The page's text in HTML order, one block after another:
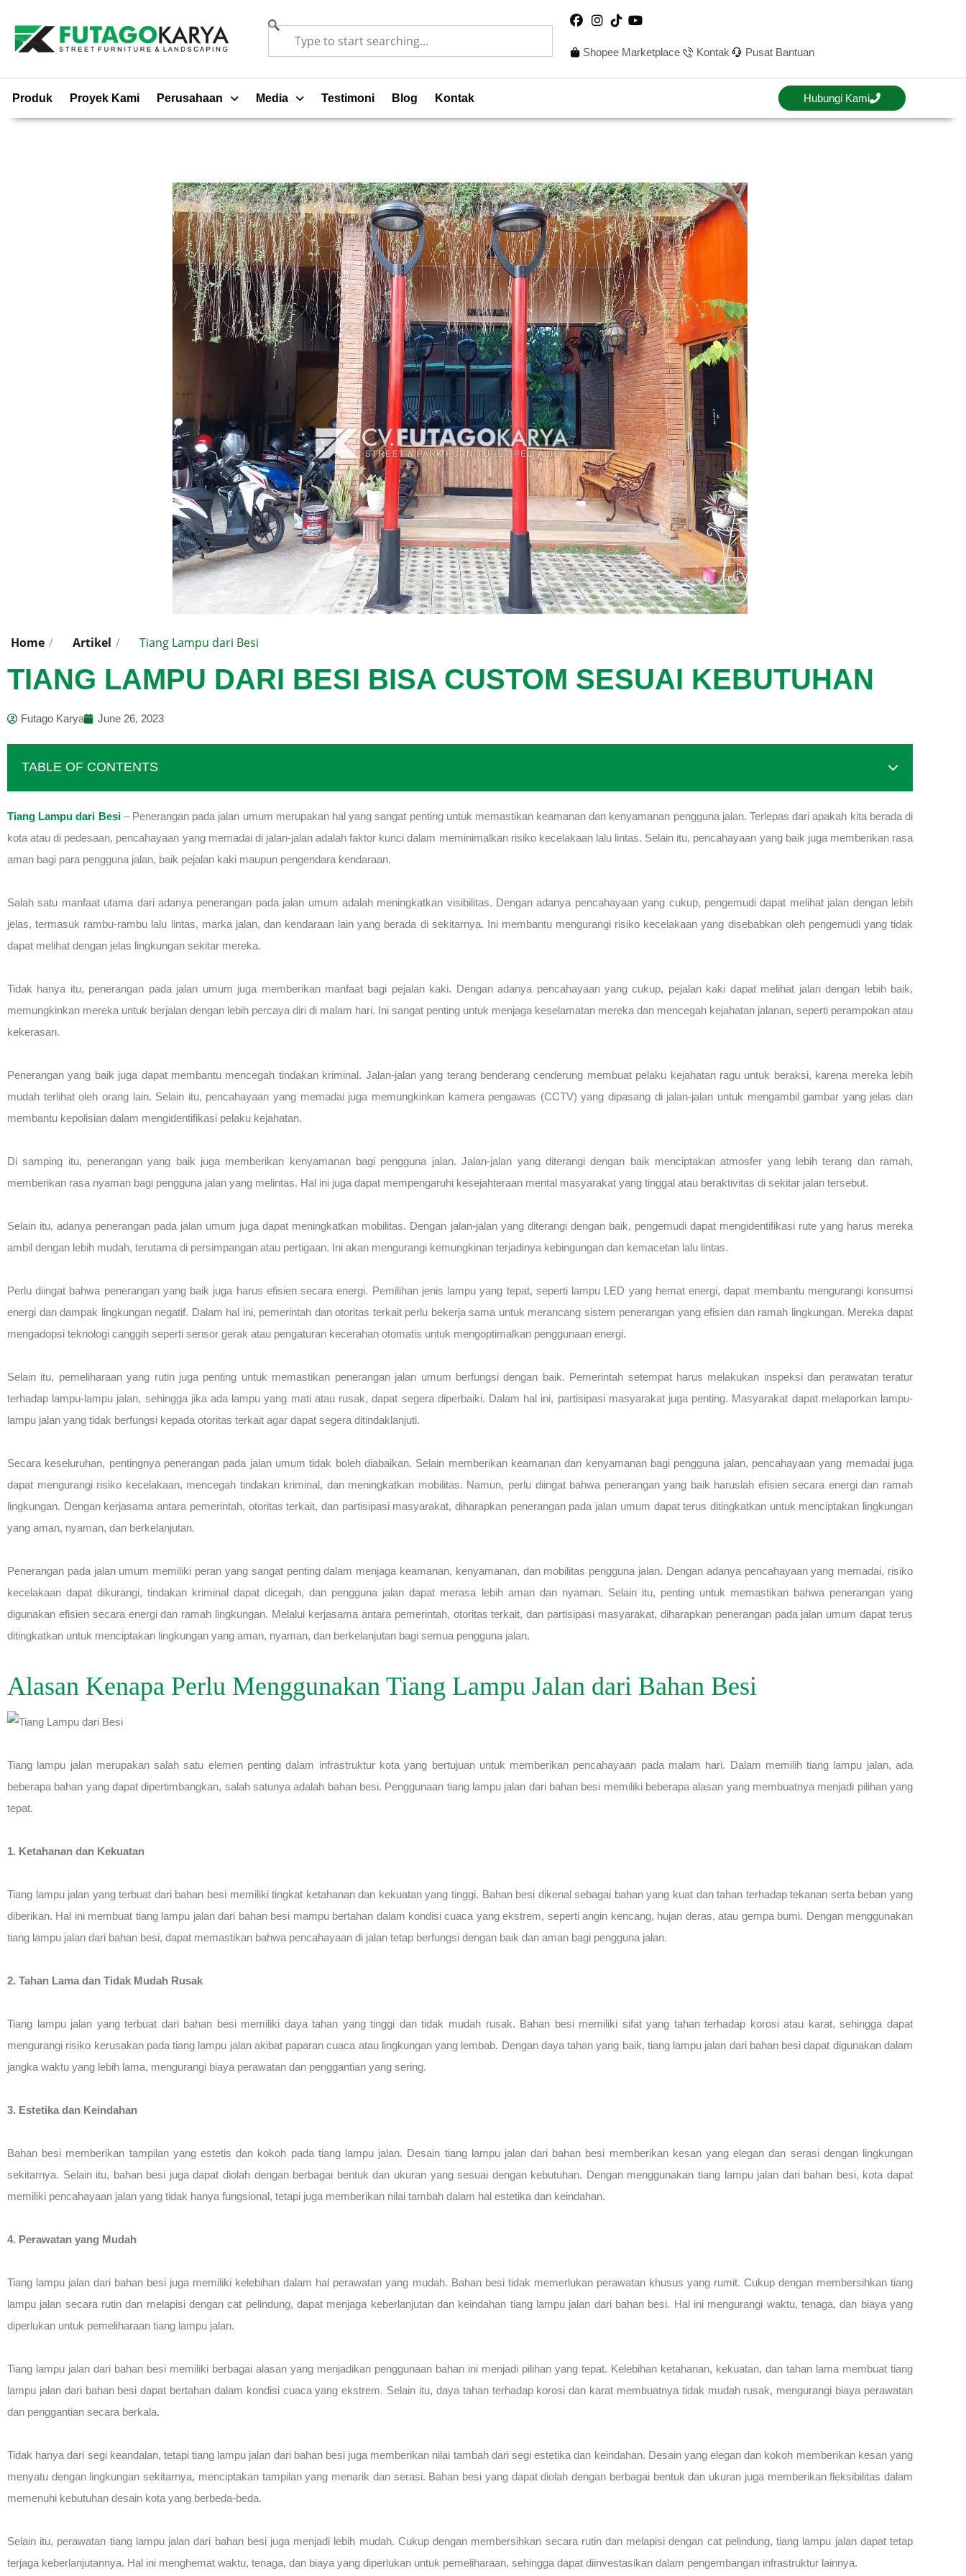
Shopee Marketplace Kontak Pusat Bantuan
Produk Proyek Kami Perusahaan Media Testimoni Blog Kontak Hubungi Kami
Home / Artikel / Tiang Lampu dari Besi
TIANG LAMPU DARI BESI BISA CUSTOM SESUAI KEBUTUHAN
Futago Karya June 26, 2023
TABLE OF CONTENTS
Tiang Lampu dari Besi– Penerangan pada jalan umum merupakan hal yang sangat penting untuk memastikan keamanan dan kenyamanan pengguna jalan. Terlepas dari apakah kita berada di
kota atau di pedesaan, pencahayaan yang memadai di jalan-jalan adalah faktor kunci dalam meminimalkan risiko kecelakaan lalu lintas. Selain itu, pencahayaan yang baik juga memberikan rasa
aman bagi para pengguna jalan, baik pejalan kaki maupun pengendara kendaraan.
Salah satu manfaat utama dari adanya penerangan pada jalan umum adalah meningkatkan visibilitas. Dengan adanya pencahayaan yang cukup, pengemudi dapat melihat jalan dengan lebih
jelas, termasuk rambu-rambu lalu lintas, marka jalan, dan kendaraan lain yang berada di sekitarnya. Ini membantu mengurangi risiko kecelakaan yang disebabkan oleh pengemudi yang tidak
dapat melihat dengan jelas lingkungan sekitar mereka.
Tidak hanya itu, penerangan pada jalan umum juga memberikan manfaat bagi pejalan kaki. Dengan adanya pencahayaan yang cukup, pejalan kaki dapat melihat jalan dengan lebih baik,
memungkinkan mereka untuk berjalan dengan lebih percaya diri di malam hari. Ini sangat penting untuk menjaga keselamatan mereka dan mencegah kejahatan jalanan, seperti perampokan atau
kekerasan.
Penerangan yang baik juga dapat membantu mencegah tindakan kriminal. Jalan-jalan yang terang benderang cenderung membuat pelaku kejahatan ragu untuk beraksi, karena mereka lebih
mudah terlihat oleh orang lain. Selain itu, pencahayaan yang memadai juga memungkinkan kamera pengawas (CCTV) yang dipasang di jalan-jalan untuk mengambil gambar yang jelas dan
membantu kepolisian dalam mengidentifikasi pelaku kejahatan.
Di samping itu, penerangan yang baik juga memberikan kenyamanan bagi pengguna jalan. Jalan-jalan yang diterangi dengan baik menciptakan atmosfer yang lebih terang dan ramah,
memberikan rasa nyaman bagi pengguna jalan yang melintas. Hal ini juga dapat mempengaruhi kesejahteraan mental masyarakat yang tinggal atau beraktivitas di sekitar jalan tersebut.
Selain itu, adanya penerangan pada jalan umum juga dapat meningkatkan mobilitas. Dengan jalan-jalan yang diterangi dengan baik, pengemudi dapat mengidentifikasi rute yang harus mereka
ambil dengan lebih mudah, terutama di persimpangan atau pertigaan. Ini akan mengurangi kemungkinan terjadinya kebingungan dan kemacetan lalu lintas.
Perlu diingat bahwa penerangan yang baik juga harus efisien secara energi. Pemilihan jenis lampu yang tepat, seperti lampu LED yang hemat energi, dapat membantu mengurangi konsumsi
energi dan dampak lingkungan negatif. Dalam hal ini, pemerintah dan otoritas terkait perlu bekerja sama untuk merancang sistem penerangan yang efisien dan ramah lingkungan. Mereka dapat
mengadopsi teknologi canggih seperti sensor gerak atau pengaturan kecerahan otomatis untuk mengoptimalkan penggunaan energi.
Selain itu, pemeliharaan yang rutin juga penting untuk memastikan penerangan jalan umum berfungsi dengan baik. Pemerintah setempat harus melakukan inspeksi dan perawatan teratur
terhadap lampu-lampu jalan, sehingga jika ada lampu yang mati atau rusak, dapat segera diperbaiki. Dalam hal ini, partisipasi masyarakat juga penting. Masyarakat dapat melaporkan lampu-
lampu jalan yang tidak berfungsi kepada otoritas terkait agar dapat segera ditindaklanjuti.
Secara keseluruhan, pentingnya penerangan pada jalan umum tidak boleh diabaikan. Selain memberikan keamanan dan kenyamanan bagi pengguna jalan, pencahayaan yang memadai juga
dapat mengurangi risiko kecelakaan, mencegah tindakan kriminal, dan meningkatkan mobilitas. Namun, perlu diingat bahwa penerangan yang baik haruslah efisien secara energi dan ramah
lingkungan. Dengan kerjasama antara pemerintah, otoritas terkait, dan partisipasi masyarakat, diharapkan penerangan pada jalan umum dapat terus ditingkatkan untuk menciptakan lingkungan
yang aman, nyaman, dan berkelanjutan.
Penerangan pada jalan umum memiliki peran yang sangat penting dalam menjaga keamanan, kenyamanan, dan mobilitas pengguna jalan. Dengan adanya pencahayaan yang memadai, risiko
kecelakaan dapat dikurangi, tindakan kriminal dapat dicegah, dan pengguna jalan dapat merasa lebih aman dan nyaman. Selain itu, penting untuk memastikan bahwa penerangan yang
digunakan efisien secara energi dan ramah lingkungan. Melalui kerjasama antara pemerintah, otoritas terkait, dan partisipasi masyarakat, diharapkan penerangan pada jalan umum dapat terus
ditingkatkan untuk menciptakan lingkungan yang aman, nyaman, dan berkelanjutan bagi semua pengguna jalan.
Alasan Kenapa Perlu Menggunakan Tiang Lampu Jalan dari Bahan Besi
Tiang lampu jalan merupakan salah satu elemen penting dalam infrastruktur kota yang bertujuan untuk memberikan pencahayaan pada malam hari. Dalam memilih tiang lampu jalan, ada
beberapa bahan yang dapat dipertimbangkan, salah satunya adalah bahan besi. Penggunaan tiang lampu jalan dari bahan besi memiliki beberapa alasan yang membuatnya menjadi pilihan yang
tepat.
1. Ketahanan dan Kekuatan
Tiang lampu jalan yang terbuat dari bahan besi memiliki tingkat ketahanan dan kekuatan yang tinggi. Bahan besi dikenal sebagai bahan yang kuat dan tahan terhadap tekanan serta beban yang
diberikan. Hal ini membuat tiang lampu jalan dari bahan besi mampu bertahan dalam kondisi cuaca yang ekstrem, seperti angin kencang, hujan deras, atau gempa bumi. Dengan menggunakan
tiang lampu jalan dari bahan besi, dapat memastikan bahwa pencahayaan di jalan tetap berfungsi dengan baik dan aman bagi pengguna jalan.
2. Tahan Lama dan Tidak Mudah Rusak
Tiang lampu jalan yang terbuat dari bahan besi memiliki daya tahan yang tinggi dan tidak mudah rusak. Bahan besi memiliki sifat yang tahan terhadap korosi atau karat, sehingga dapat
mengurangi risiko kerusakan pada tiang lampu jalan akibat paparan cuaca atau lingkungan yang lembab. Dengan daya tahan yang baik, tiang lampu jalan dari bahan besi dapat digunakan dalam
jangka waktu yang lebih lama, mengurangi biaya perawatan dan penggantian yang sering.
3. Estetika dan Keindahan
Bahan besi memberikan tampilan yang estetis dan kokoh pada tiang lampu jalan. Desain tiang lampu jalan dari bahan besi memberikan kesan yang elegan dan serasi dengan lingkungan
sekitarnya. Selain itu, bahan besi juga dapat diolah dengan berbagai bentuk dan ukuran yang sesuai dengan kebutuhan. Dengan menggunakan tiang lampu jalan dari bahan besi, kota dapat
memiliki pencahayaan jalan yang tidak hanya fungsional, tetapi juga memberikan nilai tambah dalam hal estetika dan keindahan.
4. Perawatan yang Mudah
Tiang lampu jalan dari bahan besi juga memiliki kelebihan dalam hal perawatan yang mudah. Bahan besi tidak memerlukan perawatan khusus yang rumit. Cukup dengan membersihkan tiang
lampu jalan secara rutin dan melapisi dengan cat pelindung, dapat menjaga keberlanjutan dan keindahan tiang lampu jalan dari bahan besi. Hal ini mengurangi waktu, tenaga, dan biaya yang
diperlukan untuk pemeliharaan tiang lampu jalan.
Tiang lampu jalan dari bahan besi memiliki berbagai alasan yang menjadikan penggunaan bahan ini menjadi pilihan yang tepat. Kelebihan ketahanan, kekuatan, dan tahan lama membuat tiang
lampu jalan dari bahan besi dapat bertahan dalam kondisi cuaca yang ekstrem. Selain itu, daya tahan terhadap korosi dan karat membuatnya tidak mudah rusak, mengurangi biaya perawatan
dan penggantian secara berkala.
Tidak hanya dari segi keandalan, tetapi tiang lampu jalan dari bahan besi juga memberikan nilai tambah dari segi estetika dan keindahan. Desain yang elegan dan kokoh memberikan kesan yang
menyatu dengan lingkungan sekitarnya, menciptakan tampilan yang menarik dan serasi. Bahan besi yang dapat diolah dengan berbagai bentuk dan ukuran juga memberikan fleksibilitas dalam
memenuhi kebutuhan desain kota yang berbeda-beda.
Selain itu, perawatan tiang lampu jalan dari bahan besi juga menjadi lebih mudah. Cukup dengan membersihkan secara rutin dan melapisi dengan cat pelindung, tiang lampu jalan dapat tetap
terjaga keberlanjutannya. Hal ini menghemat waktu, tenaga, dan biaya yang diperlukan untuk pemeliharaan, sehingga dapat diinvestasikan dalam pengembangan infrastruktur lainnya.